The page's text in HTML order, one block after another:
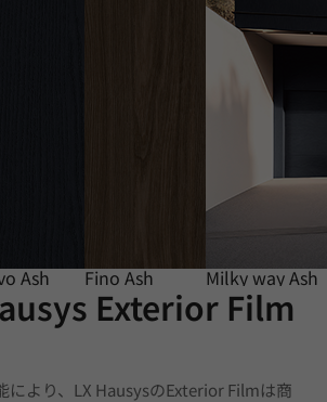
Ash Fino Ash Milky way Ash
Exterior Film
により、LX HausysのExterior Filmは商